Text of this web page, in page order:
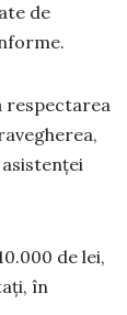
de
respectarea
de lei,
în